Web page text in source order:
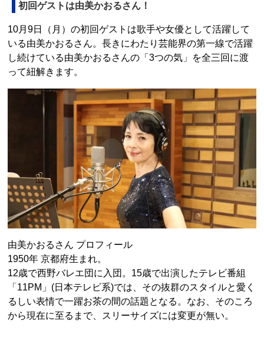
初回ゲストは由美かおるさん！
10月9日（月）の初回ゲストは歌手や女優として活躍して
いる由美かおるさん。長きにわたり芸能界の第一線で活躍
し続けている由美かおるさんの「3つの気」を全三回に渡
って紐解きます。
由美かおるさん プロフィール
1950年 京都府生まれ。
12歳で西野バレエ団に入団。15歳で出演したテレビ番組
「11PM」(日本テレビ系)では、その抜群のスタイルと愛く
るしい表情で一躍お茶の間の話題となる。なお、そのころ
から現在に至るまで、スリーサイズには変更が無い。